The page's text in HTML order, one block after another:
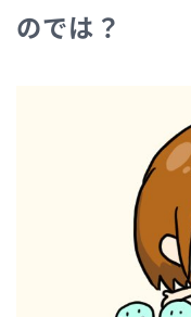
のでは？